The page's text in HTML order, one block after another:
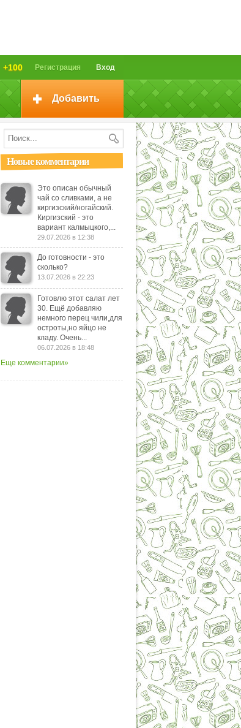
Вход
Регистрация
+100
Добавить
Новые комментарии
Это описан обычный
чай со сливками, а не
киргизский/ногайский.
Киргизский - это
вариант калмыцкого,...
29.07.2026 в 12:38
До готовности - это
сколько?
13.07.2026 в 22:23
Готовлю этот салат лет
30. Ещё добавляю
немного перец чили,для
остроты,но яйцо не
кладу. Очень...
06.07.2026 в 18:48
Еще комментарии»